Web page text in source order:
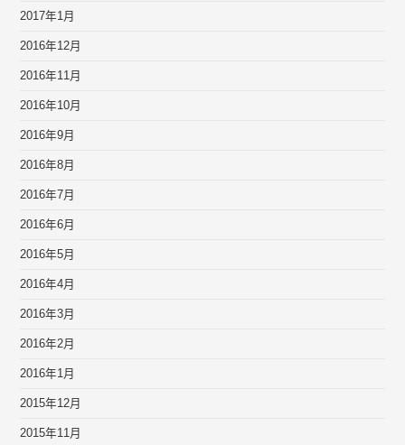
2017年1月
2016年12月
2016年11月
2016年10月
2016年9月
2016年8月
2016年7月
2016年6月
2016年5月
2016年4月
2016年3月
2016年2月
2016年1月
2015年12月
2015年11月